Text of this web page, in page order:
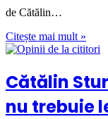
de Cătălin…
Citește mai mult »
Cătălin
nu trebuie